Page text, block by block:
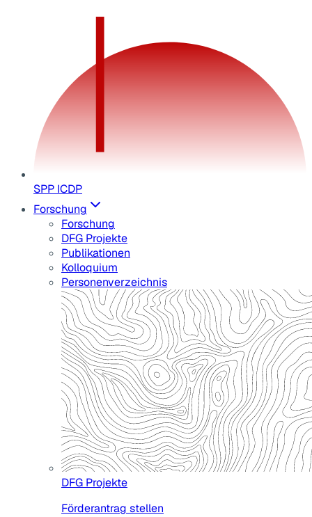
SPP ICDP
Forschung
Forschung
DFG Projekte
Publikationen
Kolloquium
Personenverzeichnis
DFG Projekte
Förderantrag stellen